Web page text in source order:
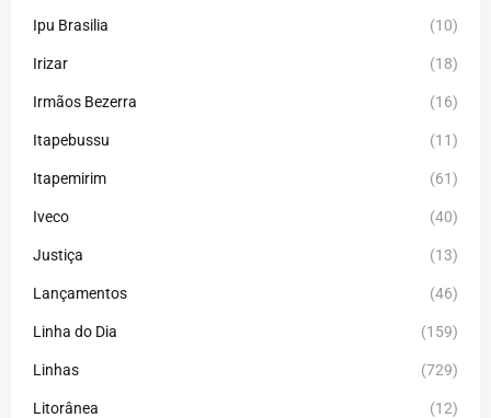
Ipu Brasilia (10)
Irizar (18)
Irmãos Bezerra (16)
Itapebussu (11)
Itapemirim (61)
Iveco (40)
Justiça (13)
Lançamentos (46)
Linha do Dia (159)
Linhas (729)
Litorânea (12)